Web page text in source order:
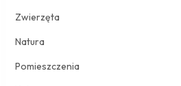
Zwierzęta
Natura
Pomieszczenia